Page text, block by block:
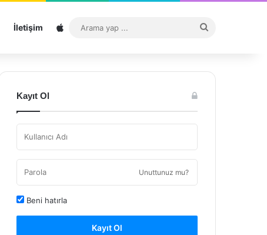
İletişim Sitemap
...
Kayıt Ol
Unuttunuz mu?
Beni hatırla
Kayıt Ol